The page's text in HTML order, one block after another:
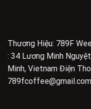
Thương Hiệu: 789F
: 34 Lương Minh
Minh, Vietnam Điện
789fcoffee@gmail.com